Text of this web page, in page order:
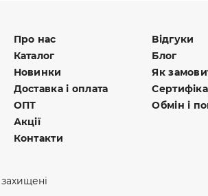
Про нас
Каталог
Новинки
Доставка і оплата
ОПТ
Акції
Контакти
Відгуки
Блог
Як
Обмін і